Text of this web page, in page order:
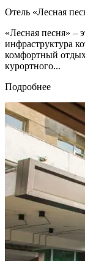
Отель «Лесная
«Лесная песня» –
инфраструктура
комфортный
курортного...
Подробнее